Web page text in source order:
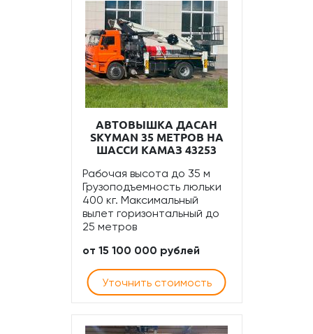
АВТОВЫШКА ДАСАН
SKYMAN 35 МЕТРОВ НА
ШАССИ КАМАЗ 43253
Рабочая высота до 35 м
Грузоподъемность люльки
400 кг. Максимальный
вылет горизонтальный до
25 метров
от 15 100 000 рублей
Уточнить стоимость